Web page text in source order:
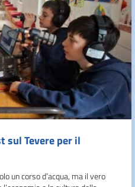
sul Tevere per il
un corso d’acqua, ma il vero